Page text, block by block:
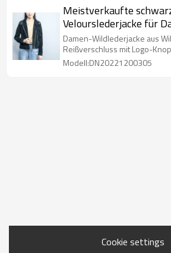
Meistverkaufte
Velourslederjacke für
Hochwertiger
Damen-Wildlederjacke aus
Reißverschluss mit Logo-
Modell:DN20221200305
Cookie settings